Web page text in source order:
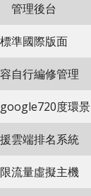
管理後台
標準國際版面
自行編修管理
度環景
雲端排名系統
流量虛擬主機